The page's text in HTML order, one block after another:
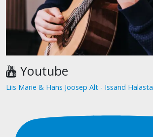
Youtube
Liis Marie & Hans Joosep Alt - Issand Halasta